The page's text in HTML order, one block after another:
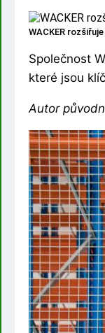
WACKER
Společnost
které jsou
Autor